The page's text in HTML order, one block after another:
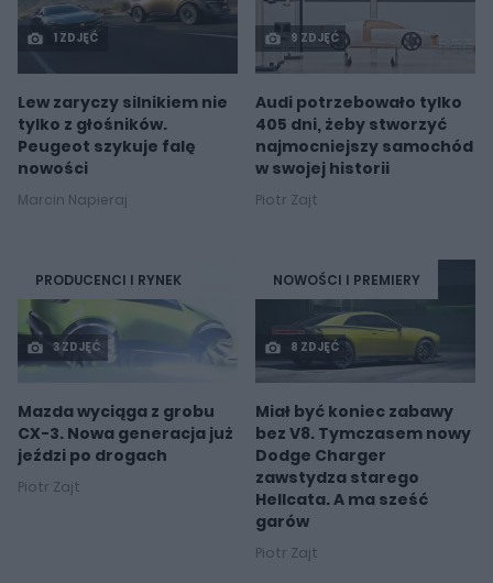
1 ZDJĘĆ
Lew zaryczy silnikiem nie
tylko z głośników.
Peugeot szykuje falę
nowości
Marcin Napieraj
9 ZDJĘĆ
Audi potrzebowało tylko
405 dni, żeby stworzyć
najmocniejszy samochód
w swojej historii
Piotr Zajt
PRODUCENCI I RYNEK
3 ZDJĘĆ
Mazda wyciąga z grobu
CX-3. Nowa generacja już
jeździ po drogach
Piotr Zajt
NOWOŚCI I PREMIERY
8 ZDJĘĆ
Miał być koniec zabawy
bez V8. Tymczasem nowy
Dodge Charger
zawstydza starego
Hellcata. A ma sześć
garów
Piotr Zajt